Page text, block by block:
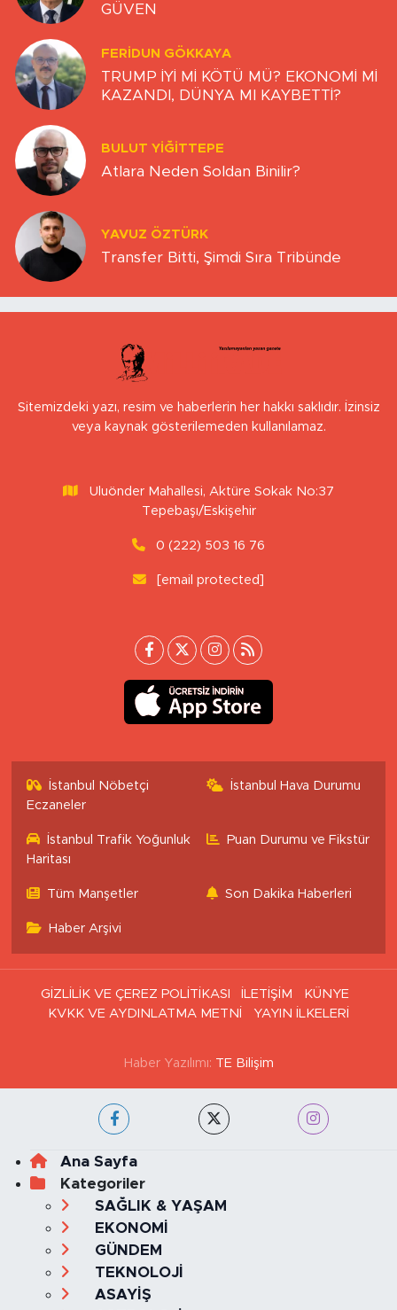
GÜVEN
FERIDUN GÖKKAYA
TRUMP İYİ Mİ KÖTÜ MÜ? EKONOMİ Mİ
KAZANDI, DÜNYA MI KAYBETTİ?
BULUT YİĞİTTEPE
Atlara Neden Soldan Binilir?
YAVUZ ÖZTÜRK
Transfer Bitti, Şimdi Sıra Tribünde
Sitemizdeki yazı, resim ve haberlerin her hakkı saklıdır. İzinsiz
veya kaynak gösterilemeden kullanılamaz.
Uluönder Mahallesi, Aktüre Sokak No:37
Tepebaşı/Eskişehir
0 (222) 503 16 76
[email protected]
İstanbul Nöbetçi
Eczaneler
İstanbul Hava Durumu
İstanbul Trafik Yoğunluk
Haritası
Puan Durumu ve Fikstür
Tüm Manşetler Son Dakika Haberleri
Haber Arşivi
GİZLİLİK VE ÇEREZ POLİTİKASI İLETİŞİM
KÜNYE
KVKK VE AYDINLATMA METNİ
YAYIN İLKELERİ
Haber Yazılımı: TE Bilişim
Ana Sayfa
Kategoriler
SAĞLIK & YAŞAM
EKONOMİ
GÜNDEM
TEKNOLOJİ
ASAYİŞ